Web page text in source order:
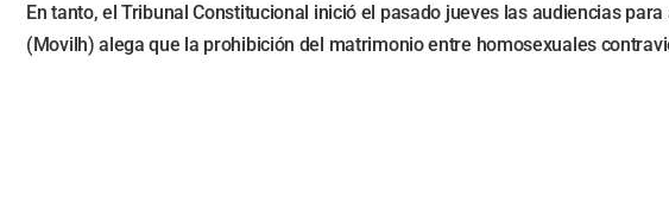
En tanto, el Tribunal Constitucional inició el pasado jueves las audiencias
(Movilh) alega que la prohibición del matrimonio entre homosexuales